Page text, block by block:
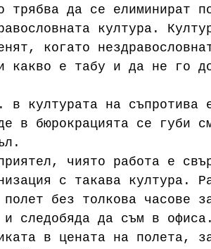
трябва да се елиминират
култура.
когато
какво е табу и да не го
в културата на съпротива
в бюрокрацията се губи
чиято работа е
с такава култура.
полет без толкова часове
и следобяда да съм в
в цената на полета,